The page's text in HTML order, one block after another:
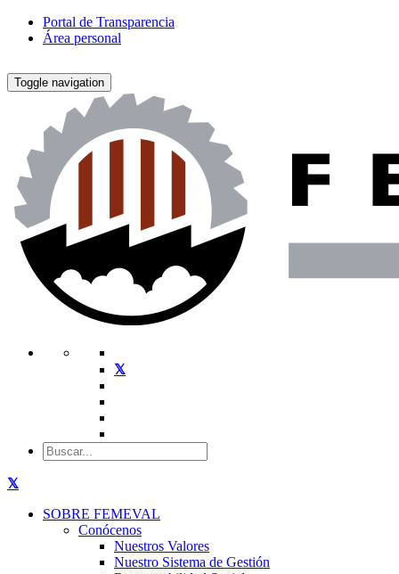
Portal de Transparencia
Área personal
Toggle navigation
SOBRE FEMEVAL
Conócenos
Nuestros Valores
Nuestro Sistema de Gestión